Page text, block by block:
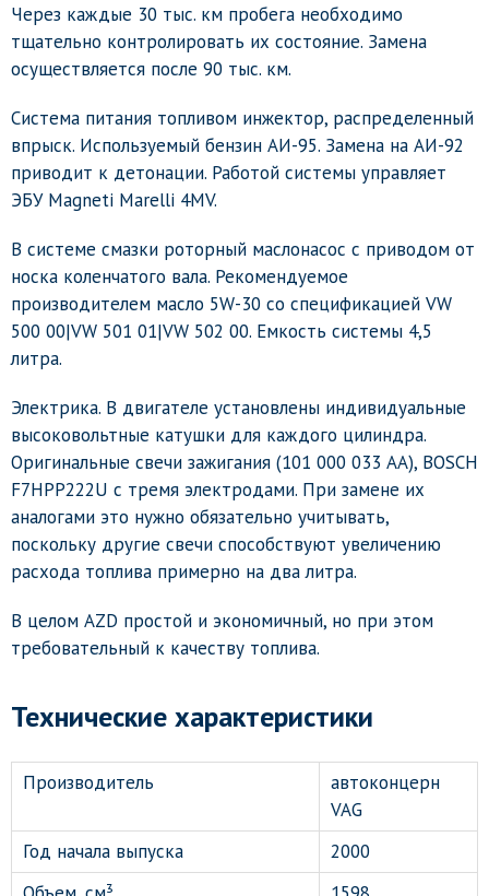
Через каждые 30 тыс. км пробега необходимо
тщательно контролировать их состояние. Замена
осуществляется после 90 тыс. км.
Система питания топливом инжектор, распределенный
впрыск. Используемый бензин АИ-95. Замена на АИ-92
приводит к детонации. Работой системы управляет
ЭБУ Magneti Marelli 4MV.
В системе смазки роторный маслонасос с приводом от
носка коленчатого вала. Рекомендуемое
производителем масло 5W-30 со спецификацией VW
500 00|VW 501 01|VW 502 00. Емкость системы 4,5
литра.
Электрика. В двигателе установлены индивидуальные
высоковольтные катушки для каждого цилиндра.
Оригинальные свечи зажигания (101 000 033 AA), BOSCH
F7HPP222U с тремя электродами. При замене их
аналогами это нужно обязательно учитывать,
поскольку другие свечи способствуют увеличению
расхода топлива примерно на два литра.
В целом AZD простой и экономичный, но при этом
требовательный к качеству топлива.
Технические характеристики
Производитель
автоконцерн
VAG
Год начала выпуска
2000